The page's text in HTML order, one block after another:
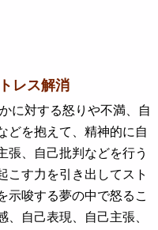
レス解消
に対する怒りや不満、自
どを抱えて、精神的に自
張、自己批判などを行う
こす力を引き出してスト
示唆する夢の中で怒るこ
、自己表現、自己主張、